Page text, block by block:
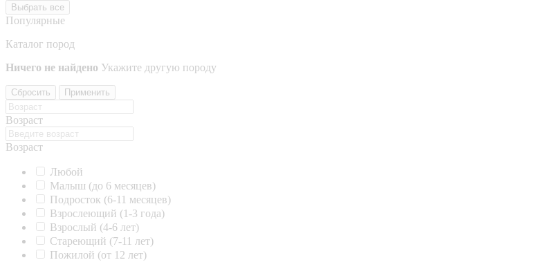
Выбрать все
Популярные
Каталог пород
Ничего не найдено Укажите другую породу
Сбросить Применить
Возраст
Возраст
Любой
Малыш (до 6 месяцев)
Подросток (6-11 месяцев)
Взрослеющий (1-3 года)
Взрослый (4-6 лет)
Стареющий (7-11 лет)
Пожилой (от 12 лет)